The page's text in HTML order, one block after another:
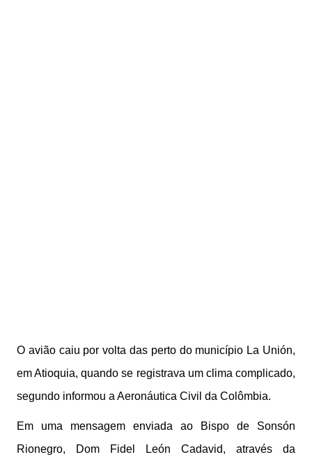
O avião caiu por volta das perto do município La Unión,
em Atioquia, quando se registrava um clima complicado,
segundo informou a Aeronáutica Civil da Colômbia.
Em uma mensagem enviada ao Bispo de Sonsón
Rionegro, Dom Fidel León Cadavid, através da